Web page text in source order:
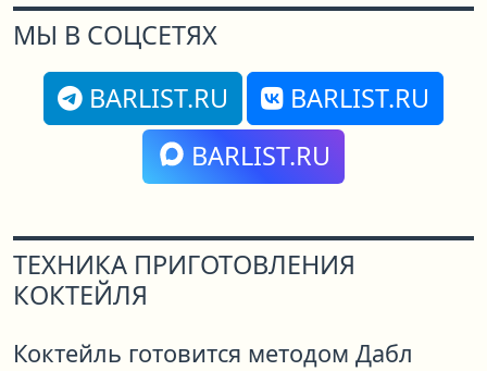
МЫ В СОЦСЕТЯХ
BARLIST.RU
BARLIST.RU
BARLIST.RU
ТЕХНИКА ПРИГОТОВЛЕНИЯ
КОКТЕЙЛЯ
Коктейль готовится методом Дабл